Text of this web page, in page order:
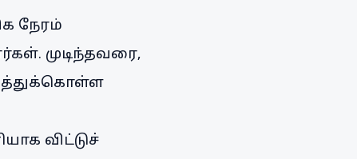
நேரம்
முடிந்தவரை,
விட்டுச்